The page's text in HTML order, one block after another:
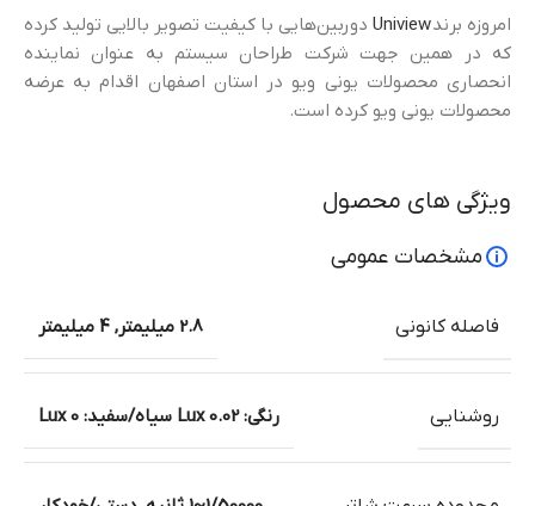
ویژگی های محصول
مشخصات عمومی
فاصله کانونی 2.8 میلیمتر , 4 میلیمتر
روشنایی رنگی: 0.02 Lux سیاه/سفید: 0 Lux
امروزه برندUniview دوربین‌هایی با کیفیت تصویر بالایی تولید کرده
که در همین جهت شرکت طراحان سیستم به عنوان نماینده
انحصاری محصولات یونی ویو در استان اصفهان اقدام به عرضه
محصولات یونی ویو کرده است.